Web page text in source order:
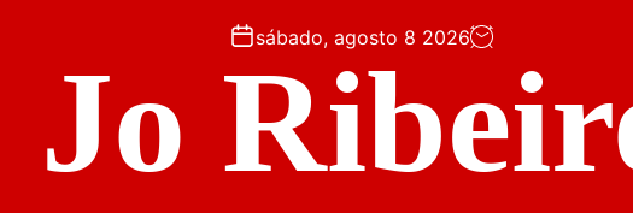
sábado, agosto 8 2026
Jo